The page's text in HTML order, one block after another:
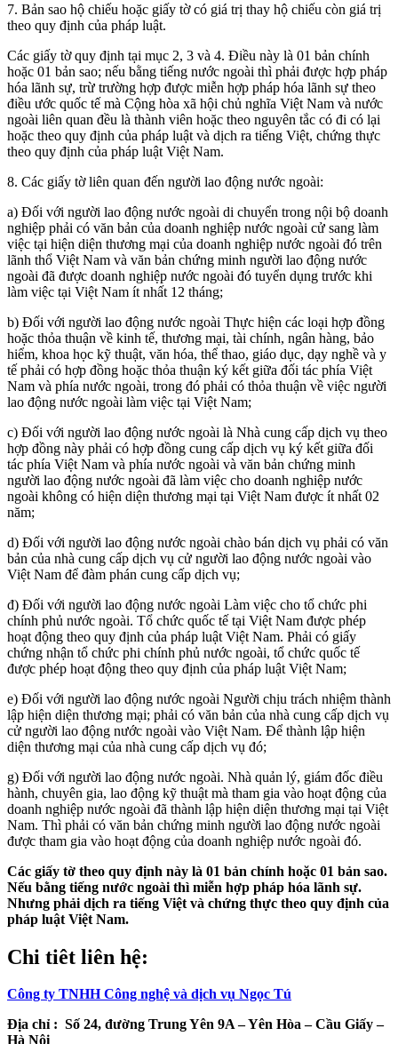
7. Bản sao hộ chiếu hoặc giấy tờ có giá trị thay hộ chiếu còn giá trị
theo quy định của pháp luật.
Các giấy tờ quy định tại mục 2, 3 và 4. Điều này là 01 bản chính
hoặc 01 bản sao; nếu bằng tiếng nước ngoài thì phải được hợp pháp
hóa lãnh sự, trừ trường hợp được miễn hợp pháp hóa lãnh sự theo
điều ước quốc tế mà Cộng hòa xã hội chủ nghĩa Việt Nam và nước
ngoài liên quan đều là thành viên hoặc theo nguyên tắc có đi có lại
hoặc theo quy định của pháp luật và dịch ra tiếng Việt, chứng thực
theo quy định của pháp luật Việt Nam.
8. Các giấy tờ liên quan đến người lao động nước ngoài:
a) Đối với người lao động nước ngoài di chuyển trong nội bộ doanh
nghiệp phải có văn bản của doanh nghiệp nước ngoài cử sang làm
việc tại hiện diện thương mại của doanh nghiệp nước ngoài đó trên
lãnh thổ Việt Nam và văn bản chứng minh người lao động nước
ngoài đã được doanh nghiệp nước ngoài đó tuyển dụng trước khi
làm việc tại Việt Nam ít nhất 12 tháng;
b) Đối với người lao động nước ngoài Thực hiện các loại hợp đồng
hoặc thỏa thuận về kinh tế, thương mại, tài chính, ngân hàng, bảo
hiểm, khoa học kỹ thuật, văn hóa, thể thao, giáo dục, dạy nghề và y
tế phải có hợp đồng hoặc thỏa thuận ký kết giữa đối tác phía Việt
Nam và phía nước ngoài, trong đó phải có thỏa thuận về việc người
lao động nước ngoài làm việc tại Việt Nam;
c) Đối với người lao động nước ngoài là Nhà cung cấp dịch vụ theo
hợp đồng này phải có hợp đồng cung cấp dịch vụ ký kết giữa đối
tác phía Việt Nam và phía nước ngoài và văn bản chứng minh
người lao động nước ngoài đã làm việc cho doanh nghiệp nước
ngoài không có hiện diện thương mại tại Việt Nam được ít nhất 02
năm;
d) Đối với người lao động nước ngoài chào bán dịch vụ phải có văn
bản của nhà cung cấp dịch vụ cử người lao động nước ngoài vào
Việt Nam để đàm phán cung cấp dịch vụ;
đ) Đối với người lao động nước ngoài Làm việc cho tổ chức phi
chính phủ nước ngoài. Tổ chức quốc tế tại Việt Nam được phép
hoạt động theo quy định của pháp luật Việt Nam. Phải có giấy
chứng nhận tổ chức phi chính phủ nước ngoài, tổ chức quốc tế
được phép hoạt động theo quy định của pháp luật Việt Nam;
e) Đối với người lao động nước ngoài Người chịu trách nhiệm thành
lập hiện diện thương mại; phải có văn bản của nhà cung cấp dịch vụ
cử người lao động nước ngoài vào Việt Nam. Để thành lập hiện
diện thương mại của nhà cung cấp dịch vụ đó;
g) Đối với người lao động nước ngoài. Nhà quản lý, giám đốc điều
hành, chuyên gia, lao động kỹ thuật mà tham gia vào hoạt động của
doanh nghiệp nước ngoài đã thành lập hiện diện thương mại tại Việt
Nam. Thì phải có văn bản chứng minh người lao động nước ngoài
được tham gia vào hoạt động của doanh nghiệp nước ngoài đó.
Các giấy tờ theo quy định này là 01 bản chính hoặc 01 bản sao.
Nếu bằng tiếng nước ngoài thì miễn hợp pháp hóa lãnh sự.
Nhưng phải dịch ra tiếng Việt và chứng thực theo quy định của
pháp luật Việt Nam.
Chi tiêt liên hệ:
Công ty TNHH Công nghệ và dịch vụ Ngọc Tú
Địa chỉ : Số 24, đường Trung Yên 9A – Yên Hòa – Cầu Giấy –
Hà Nội